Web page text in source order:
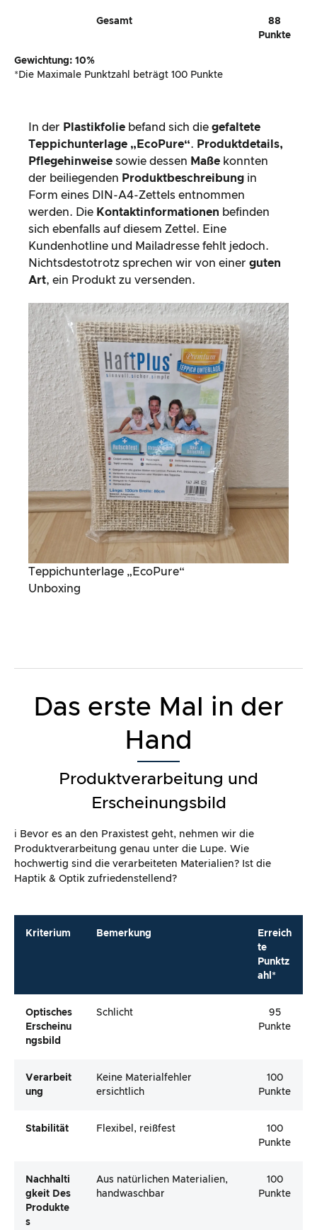
Gesamt
88
Punkte
Gewichtung: 10%
*Die Maximale Punktzahl beträgt 100 Punkte
In der Plastikfolie befand sich die gefaltete
Teppichunterlage „EcoPure“. Produktdetails,
Pflegehinweise sowie dessen Maße konnten
der beiliegenden Produktbeschreibung in
Form eines DIN-A4-Zettels entnommen
werden. Die Kontaktinformationen befinden
sich ebenfalls auf diesem Zettel. Eine
Kundenhotline und Mailadresse fehlt jedoch.
Nichtsdestotrotz sprechen wir von einer guten
Art, ein Produkt zu versenden.
Teppichunterlage „EcoPure“
Unboxing
Das erste Mal in der
Hand
Produktverarbeitung und
Erscheinungsbild
ℹ️ Bevor es an den Praxistest geht, nehmen wir die
Produktverarbeitung genau unter die Lupe. Wie
hochwertig sind die verarbeiteten Materialien? Ist die
Haptik & Optik zufriedenstellend?
Kriterium Bemerkung
Erreich
te
Punktz
ahl*
Optisches
Erscheinu
Ngsbild
Schlicht
95
Punkte
Verarbeit
Ung
Keine Materialfehler
ersichtlich
100
Punkte
Stabilität Flexibel, reißfest
100
Punkte
Nachhalti
Gkeit Des
Produkte
S
Aus natürlichen Materialien,
handwaschbar
100
Punkte